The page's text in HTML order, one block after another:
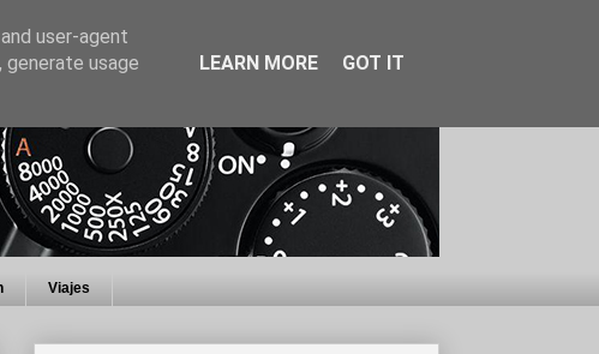
Viajes
user-agent
usage
LEARN MORE GOT IT